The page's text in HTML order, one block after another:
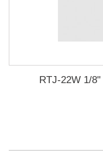
RTJ-22W 1/